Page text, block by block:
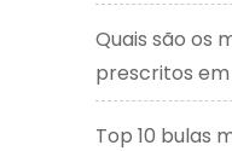
Quais são os
prescritos em
Top 10 bulas